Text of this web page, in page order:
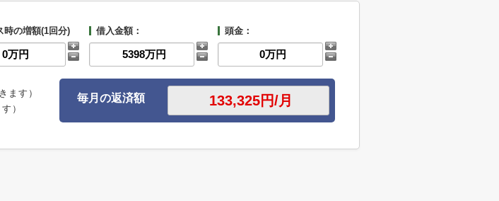
時の増額(1回分) 借入金額： 頭金：
ます）
）
毎月の返済額